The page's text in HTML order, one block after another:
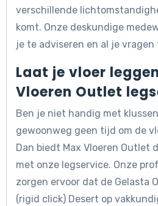
verschillende
komt. Onze deskundige
je te adviseren en al je
Laat je vloer
Vloeren Outlet
Ben je niet handig met
gewoonweg geen tijd om de
Dan biedt Max Vloeren Outlet
met onze legservice. Onze
zorgen ervoor dat de Gelasta
(rigid click) Desert op